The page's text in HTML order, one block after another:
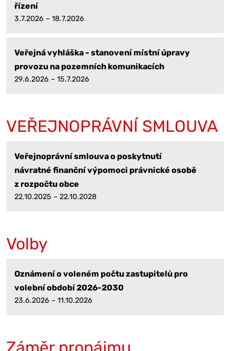
řízení
3.7.2026 – 18.7.2026
Veřejná vyhláška - stanovení místní úpravy
provozu na pozemních komunikacích
29.6.2026 – 15.7.2026
VEŘEJNOPRÁVNÍ SMLOUVA
Veřejnoprávní smlouva o poskytnutí
návratné finanční výpomoci právnické osobě
z rozpočtu obce
22.10.2025 – 22.10.2028
Volby
Oznámení o voleném počtu zastupitelů pro
volební období 2026-2030
23.6.2026 – 11.10.2026